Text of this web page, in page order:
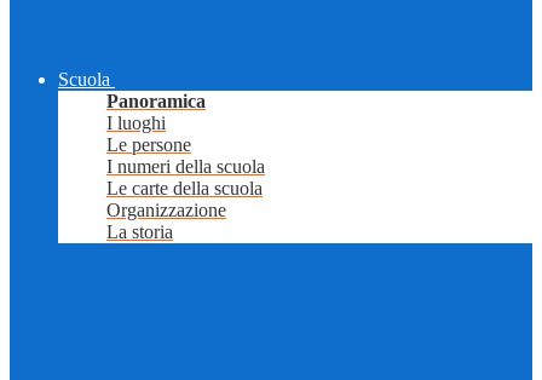
Scuola
Panoramica
I luoghi
Le persone
I numeri della scuola
Le carte della scuola
Organizzazione
La storia